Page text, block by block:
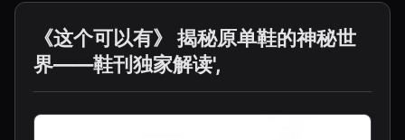
《这个可以有》 揭秘原单鞋的神秘世
界——鞋刊独家解读',